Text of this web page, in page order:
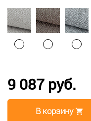
9 087 руб.
В корзину